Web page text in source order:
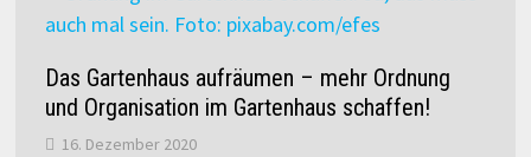
Das Gartenhaus aufräumen – mehr Ordnung
und Organisation im Gartenhaus schaffen!
16. Dezember 2020